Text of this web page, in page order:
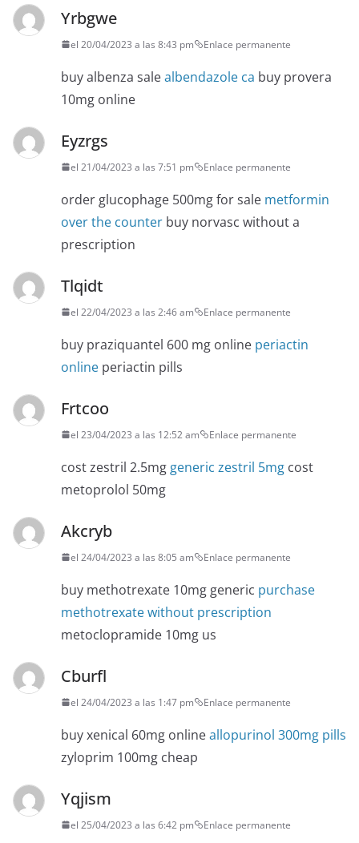
Yrbgwe
el 20/04/2023 a las 8:43 pm Enlace permanente
buy albenza salealbendazole ca buy provera
10mg online
Eyzrgs
el 21/04/2023 a las 7:51 pm Enlace permanente
order glucophage 500mg for sale metformin
over the counter buy norvasc without a
prescription
Tlqidt
el 22/04/2023 a las 2:46 am Enlace permanente
buy praziquantel 600 mg online periactin
online periactin pills
Frtcoo
el 23/04/2023 a las 12:52 am Enlace permanente
cost zestril 2.5mg generic zestril 5mg cost
metoprolol 50mg
Akcryb
el 24/04/2023 a las 8:05 am Enlace permanente
buy methotrexate 10mg generic purchase
methotrexate without prescription
metoclopramide 10mg us
Cburfl
el 24/04/2023 a las 1:47 pm Enlace permanente
buy xenical 60mg onlineallopurinol 300mg pills
zyloprim 100mg cheap
Yqjism
el 25/04/2023 a las 6:42 pm Enlace permanente